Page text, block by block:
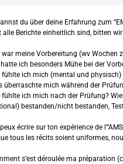
du über deine Erfahrung zum
alle Berichte einheitlich sind, bitten
war meine Vorbereitung (wv Wochen
ich besonders Mühe bei der
fühlte ich mich (mental und
überraschte mich während der
fühlte ich mich nach der Prüfung?
bestanden/nicht bestanden,
écrire sur ton expérience de
tous les récits soient uniformes,
s’est déroulée ma préparation